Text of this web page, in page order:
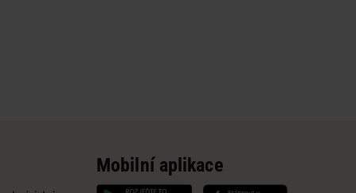
Mobilní aplikace